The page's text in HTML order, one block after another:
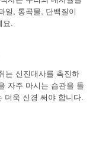
일, 통곡물, 단백질이
요.
는 신진대사를 촉진하
자주 마시는 습관을 들
더욱 신경 써야 합니다.